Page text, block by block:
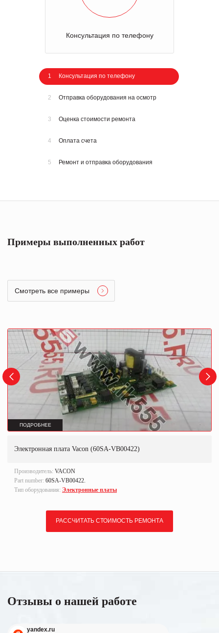
Консультация по телефону
1 Консультация по телефону
2 Отправка оборудования на осмотр
3 Оценка стоимости ремонта
4 Оплата счета
5 Ремонт и отправка оборудования
Примеры выполненных работ
Смотреть все примеры
ПОДРОБНЕЕ
Электронная плата Vacon (60SA-VB00422)
Производитель: VACON
Part number: 60SA-VB00422.
Тип оборудования: Электронные платы
РАССЧИТАТЬ СТОИМОСТЬ РЕМОНТА
Отзывы о нашей работе
yandex.ru